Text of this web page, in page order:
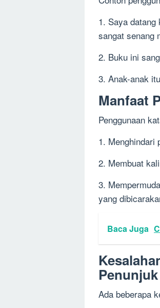
1. Saya
sangat senang
2. Buku ini
3. Anak-anak
Manfaat
Penggunaan
1. Menghindari
2. Membuat
3.
yang
Baca Juga
Penunjuk
Ada beberapa